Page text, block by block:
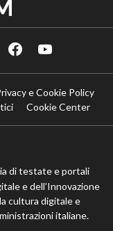
e Cookie Policy
Cookie Center
di testate e portali
e dell’Innovazione
cultura digitale e
italiane.